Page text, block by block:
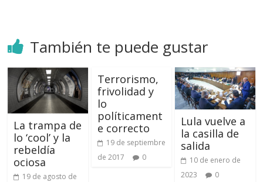
También te puede gustar
La trampa de
lo ‘cool’ y la
rebeldía
ociosa
19 de agosto de
Terrorismo,
frivolidad y
lo
políticament
e correcto
19 de septiembre
de 2017
0
Lula vuelve a
la casilla de
salida
10 de enero de
2023
0